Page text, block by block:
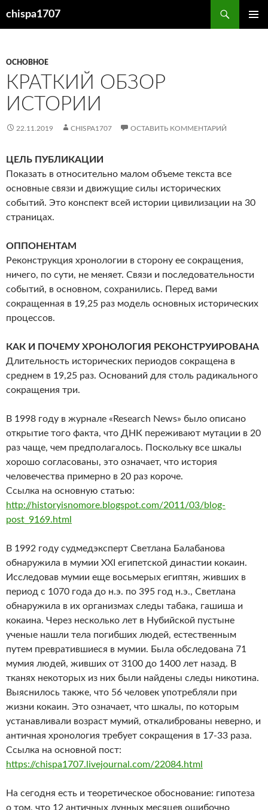
chispa1707
ОСНОВНОЕ
КРАТКИЙ ОБЗОР
ИСТОРИИ
22.11.2019 CHISPA1707 ОСТАВИТЬ КОММЕНТАРИЙ
ЦЕЛЬ ПУБЛИКАЦИИ
Показать в относительно малом объеме текста все
основные связи и движущие силы исторических
событий. Это конспект всей истории цивилизации на 30
страницах.
ОППОНЕНТАМ
Реконструкция хронологии в сторону ее сокращения,
ничего, по сути, не меняет. Связи и последовательности
событий, в основном, сохранились. Перед вами
сокращенная в 19,25 раз модель основных исторических
процессов.
КАК И ПОЧЕМУ ХРОНОЛОГИЯ РЕКОНСТРУИРОВАНА
Длительность исторических периодов сокращена в
среднем в 19,25 раз. Оснований для столь радикального
сокращения три.
В 1998 году в журнале «Research News» было описано
открытие того факта, что ДНК переживают мутации в 20
раз чаще, чем предполагалось. Поскольку все шкалы
хорошо согласованы, это означает, что история
человечества примерно в 20 раз короче.
Ссылка на основную статью:
http://historyisnomore.blogspot.com/2011/03/blog-
post_9169.html
В 1992 году судмедэксперт Светлана Балабанова
обнаружила в мумии XXI египетской династии кокаин.
Исследовав мумии еще восьмерых египтян, живших в
период с 1070 года до н.э. по 395 год н.э., Светлана
обнаружила в их организмах следы табака, гашиша и
кокаина. Через несколько лет в Нубийской пустыне
ученые нашли тела погибших людей, естественным
путем превратившиеся в мумии. Была обследована 71
мумия людей, живших от 3100 до 1400 лет назад. В
тканях некоторых из них были найдены следы никотина.
Выяснилось также, что 56 человек употребляли при
жизни кокаин. Это означает, что шкалы, по которым
устанавливали возраст мумий, откалиброваны неверно, и
античная хронология требует сокращения в 17-33 раза.
Ссылка на основной пост:
https://chispa1707.livejournal.com/22084.html
На сегодня есть и теоретическое обоснование: гипотеза
о том, что 12 античных лунных месяцев ошибочно